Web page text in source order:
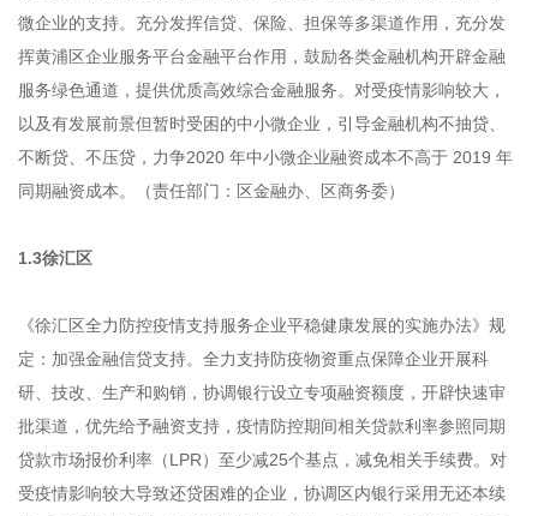
微企业的支持。充分发挥信贷、保险、担保等多渠道作用，充分发
挥黄浦区企业服务平台金融平台作用，鼓励各类金融机构开辟金融
服务绿色通道，提供优质高效综合金融服务。对受疫情影响较大，
以及有发展前景但暂时受困的中小微企业，引导金融机构不抽贷、
不断贷、不压贷，力争2020 年中小微企业融资成本不高于 2019 年
同期融资成本。（责任部门：区金融办、区商务委）
1.3徐汇区
《徐汇区全力防控疫情支持服务企业平稳健康发展的实施办法》规
定：加强金融信贷支持。全力支持防疫物资重点保障企业开展科
研、技改、生产和购销，协调银行设立专项融资额度，开辟快速审
批渠道，优先给予融资支持，疫情防控期间相关贷款利率参照同期
贷款市场报价利率（LPR）至少减25个基点，减免相关手续费。对
受疫情影响较大导致还贷困难的企业，协调区内银行采用无还本续